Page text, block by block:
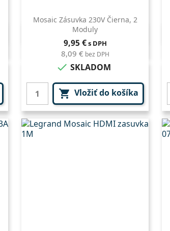
Mosaic Zásuvka 230V Čierna, 2
Moduly
Cena
9,95 €s DPH
8,09 € bez DPH
 SKLADOM
 Vložiť do košíka
Rýchly náhľad